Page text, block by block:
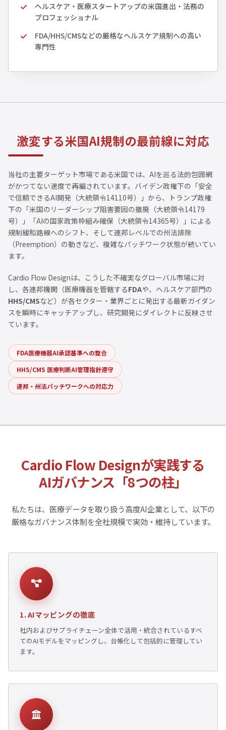
ヘルスケア・医療スタートアップの米国進出・法務の
プロフェッショナル
FDA/HHS/CMSなどの厳格なヘルスケア規制への高い
専門性
激変する米国AI規制の最前線に対応
当社の主要ターゲット市場である米国では、AIを巡る法的包囲網
がかつてない速度で再編されています。バイデン政権下の「安全
で信頼できるAI開発（大統領令14110号）」から、トランプ政権
下の「米国のリーダーシップ阻害要因の撤廃（大統領令14179
号）」「AIの国家政策枠組み確保（大統領令14365号）」による
規制緩和路線へのシフト、そして連邦レベルでの州法排除
（Preemption）の動きなど、複雑なパッチワーク状態が続いてい
ます。
Cardio Flow Designは、こうした不確実なグローバル市場に対
し、各連邦機関（医療機器を管轄するFDAや、ヘルスケア部門の
HHS/CMSなど）が各セクター・業界ごとに発出する最新ガイダン
スを瞬時にキャッチアップし、研究開発にダイレクトに反映させ
ています。
FDA医療機器AI承認基準への整合
HHS/CMS 医療判断AI管理指針遵守
連邦・州法パッチワークへの対応力
Cardio Flow Designが実践する
AIガバナンス「8つの柱」
私たちは、医療データを取り扱う高度AI企業として、以下の
厳格なガバナンス体制を全社規模で実効・維持しています。
1. AIマッピングの徹底
社内およびサプライチェーン全体で活用・統合されているすべ
てのAIモデルをマッピングし、台帳化して包括的に管理してい
ます。